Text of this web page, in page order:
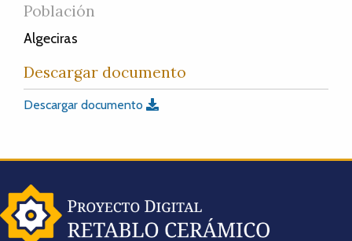
Población
Algeciras
Descargar documento
Descargar documento